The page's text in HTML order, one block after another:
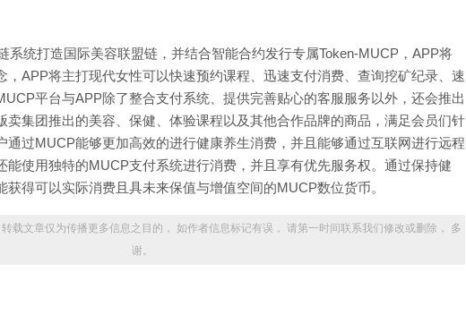
系统打造国际美容联盟链，并结合智能合约发行专属Token-MUCP，APP将
，APP将主打现代女性可以快速预约课程、迅速支付消费、查询挖矿纪录、速
平台与APP除了整合支付系统、提供完善贴心的客服服务以外，还会推出
卖集团推出的美容、保健、体验课程以及其他合作品牌的商品，满足会员们针
通过MUCP能够更加高效的进行健康养生消费，并且能够通过互联网进行远程
能使用独特的MUCP支付系统进行消费，并且享有优先服务权。通过保持健
获得可以实际消费且具未来保值与增值空间的MUCP数位货币。
载文章仅为传播更多信息之目的， 如作者信息标记有误， 请第一时间联系我们修改或删除， 多
谢。